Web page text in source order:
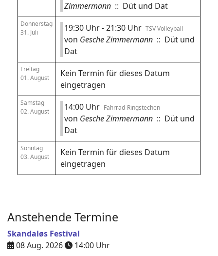
Zimmermann :: Düt und Dat
Donnerstag
31. Juli
19:30 Uhr - 21:30 Uhr TSV Volleyball
von Gesche Zimmermann :: Düt und
Dat
Freitag
01. August
Kein Termin für dieses Datum
eingetragen
Samstag
02. August
14:00 Uhr Fahrrad-Ringstechen
von Gesche Zimmermann :: Düt und
Dat
Sonntag
03. August
Kein Termin für dieses Datum
eingetragen
Anstehende Termine
Skandaløs Festival
08 Aug. 2026
14:00 Uhr